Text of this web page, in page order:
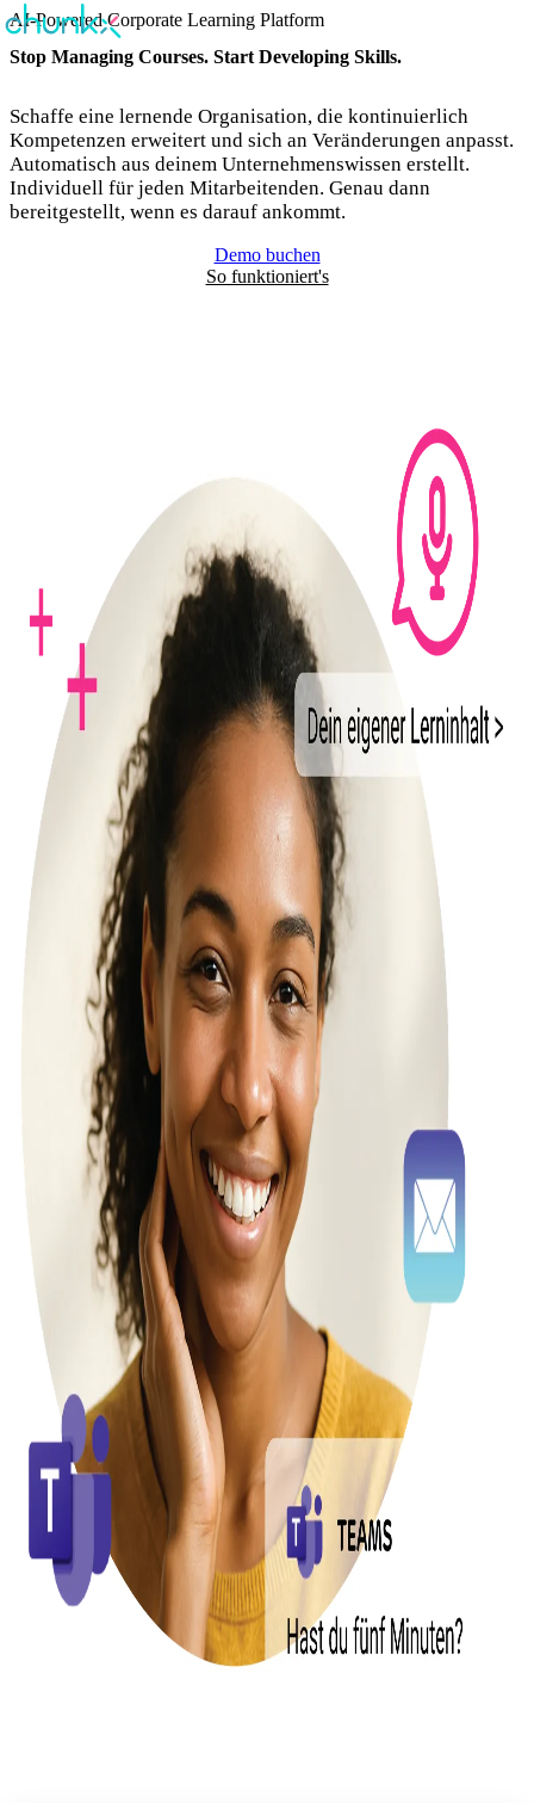
AI-Powered Corporate Learning Platform
Stop Managing Courses. Start Developing Skills.
Schaffe eine lernende Organisation, die kontinuierlich
Kompetenzen erweitert und sich an Veränderungen anpasst.
Automatisch aus deinem Unternehmenswissen erstellt.
Individuell für jeden Mitarbeitenden. Genau dann
bereitgestellt, wenn es darauf ankommt.
Demo buchen
So funktioniert's